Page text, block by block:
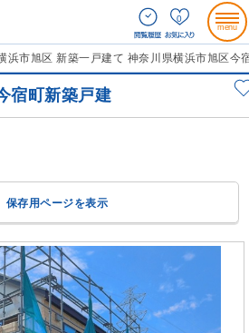
0
浜市旭区 新築一戸建て 神奈川県横浜市旭区今
宿町新築戸建
保存用ページを表示